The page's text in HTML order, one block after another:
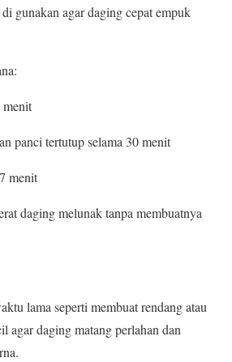
gunakan agar daging cepat empuk
menit
panci tertutup selama 30 menit
menit
daging melunak tanpa membuatnya
lama seperti membuat rendang atau
agar daging matang perlahan dan